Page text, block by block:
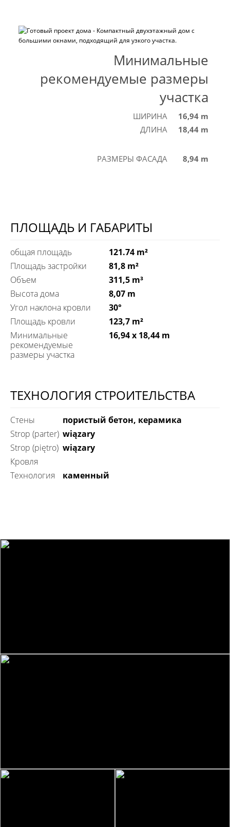
Минимальные
рекомендуемые размеры
участка
ШИРИНА
16,94 m
ДЛИНА
18,44 m
РАЗМЕРЫ ФАСАДА 8,94 m
ПЛОЩАДЬ И ГАБАРИТЫ
общая площадь
121.74 m²
Площадь застройки
81,8 m²
Объем
311,5 m³
Высота дома
8,07 m
Угол наклона кровли
30°
Площадь кровли
123,7 m²
Минимальные
рекомендуемые
размеры участка
16,94 x 18,44 m
ТЕХНОЛОГИЯ СТРОИТЕЛЬСТВА
Стены
пористый бетон, керамика
Strop (parter) wiązary
Strop (piętro) wiązary
Кровля
технология
каменный